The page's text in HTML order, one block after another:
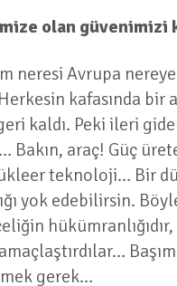
olan
neresi Avrupa
kafasında bir
kaldı. Peki ileri
araç! Güç
teknoloji… Bir
yok edebilirsin.
gerek…